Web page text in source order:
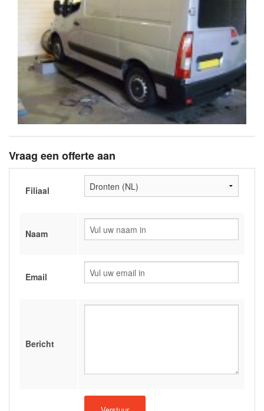
Vraag een offerte aan
Filiaal
Naam
Email
Bericht